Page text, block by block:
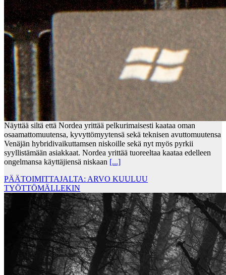
Näyttää siltä että Nordea yrittää pelkurimaisesti kaataa oman
osaamattomuutensa, kyvyttömyytensä sekä teknisen avuttomuutensa
Venäjän hybridivaikuttamsen niskoille sekä nyt myös pyrkii
syyllistämään asiakkaat. Nordea yrittää tuoreeltaa kaataa edelleen
ongelmansa käyttäjiensä niskaan [...]
PÄÄTOIMITTAJALTA: ARVO KUULUU
TYÖTTÖMÄLLEKIN